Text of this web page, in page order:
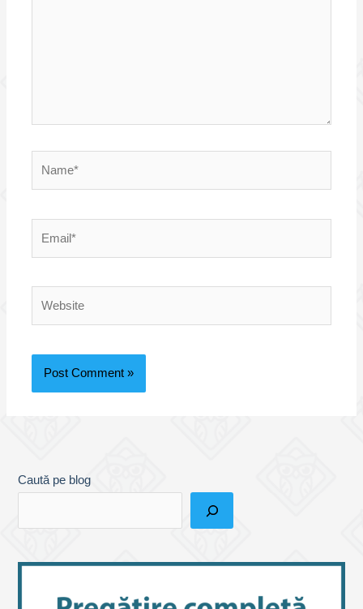
Caută pe blog